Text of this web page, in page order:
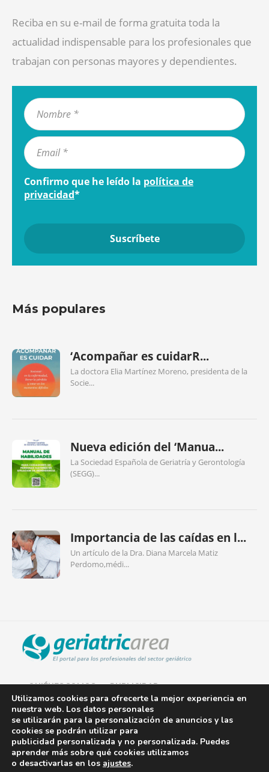
Reciba en su e-mail de forma gratuita toda la
actualidad indispensable para los profesionales que
trabajan con personas mayores y dependientes.
Confirmo que he leído la política de
privacidad*
Más populares
‘Acompañar es cuidarR...
La doctora Elia Martínez Moreno, presidenta de la
Socie...
Nueva edición del ‘Manua...
La Sociedad Española de Geriatría y Gerontología
(SEGG)...
Importancia de las caídas en l...
Un artículo de la Dra. Diana Marcela Matiz
Perdomo,médi...
QUIÉNES SOMOS PUBLICIDAD
AVISO LEGAL
POLÍTICA DE COOKIES
POLÍTICA DE PRIVACIDAD
Utilizamos cookies para ofrecerte la mejor experiencia en
nuestra web. Los datos personales
se utilizarán para la personalización de anuncios y las
cookies se podrán utilizar para
publicidad personalizada y no personalizada. Puedes
aprender más sobre qué cookies utilizamos
o desactivarlas en los ajustes.